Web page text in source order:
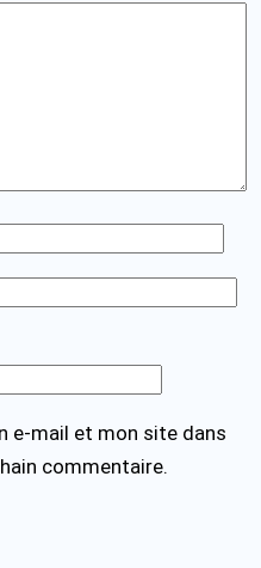
e-mail et mon site dans
commentaire.